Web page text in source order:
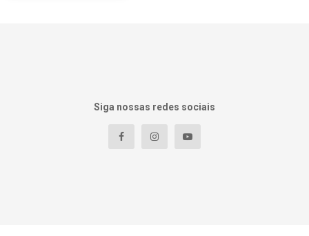
Siga nossas redes sociais